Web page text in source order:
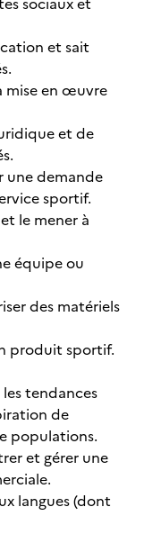
et sait
mise en œuvre
et de
une demande
sportif.
le mener à
équipe ou
des matériels
produit sportif.
tendances
de
populations.
et gérer une
langues (dont